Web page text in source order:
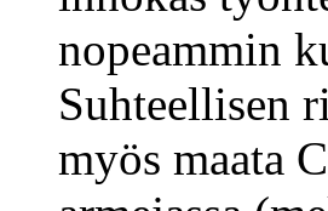
nopeammin
Suhteellisen
myös maata